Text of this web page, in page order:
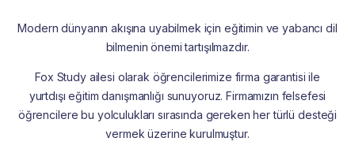
Modern dünyanın akışına uyabilmek için eğitimin ve yabancı dil
bilmenin önemi tartışılmazdır.
Fox Study ailesi olarak öğrencilerimize firma garantisi ile
yurtdışı eğitim danışmanlığı sunuyoruz. Firmamızın felsefesi
öğrencilere bu yolculukları sırasında gereken her türlü desteği
vermek üzerine kurulmuştur.